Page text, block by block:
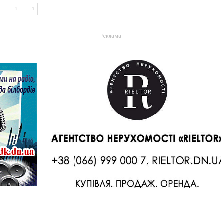
- Реклама -